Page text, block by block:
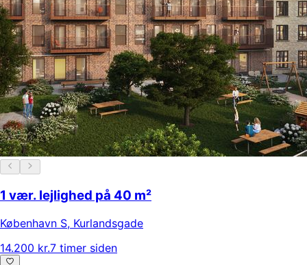
1 vær. lejlighed på 40 m²
København S, Kurlandsgade
14.200 kr.7 timer siden